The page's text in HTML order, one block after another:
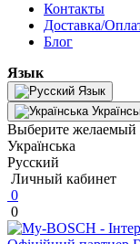
Контакты
Доставка/
Блог
Язык
Язык
Выберите желаемый
Українська
Русский
Личный кабинет
0
0